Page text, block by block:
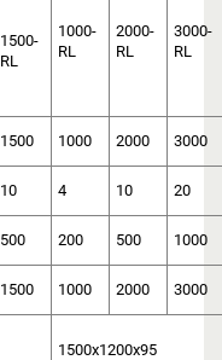
1500-
RL
1000-
RL
2000-
RL
3000-
RL
1500 1000 2000 3000
10 4 10 20
500 200 500 1000
1500 1000 2000 3000
1500х1200х95